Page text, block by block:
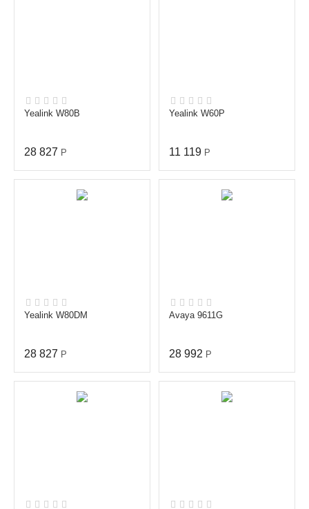
Yealink W80B
28 827 Р
Yealink W60P
11 119 Р
Yealink W80DM
28 827 Р
Avaya 9611G
28 992 Р